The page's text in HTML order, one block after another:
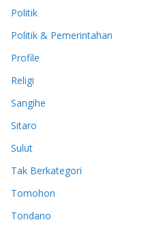
Politik
Politik & Pemerintahan
Profile
Religi
Sangihe
Sitaro
Sulut
Tak Berkategori
Tomohon
Tondano